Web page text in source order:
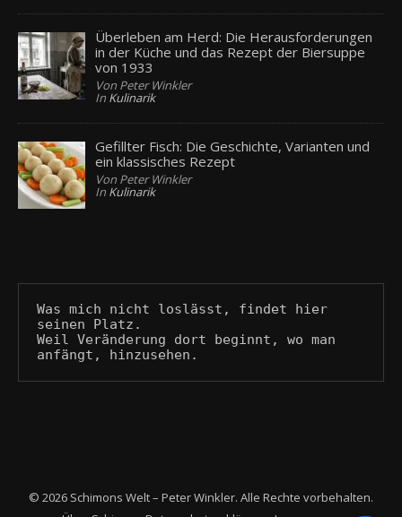
Überleben am Herd: Die Herausforderungen
in der Küche und das Rezept der Biersuppe
von 1933
Von Peter Winkler
In Kulinarik
Gefillter Fisch: Die Geschichte, Varianten und
ein klassisches Rezept
Von Peter Winkler
In Kulinarik
Was mich nicht loslässt, findet hier
seinen Platz.
Weil Veränderung dort beginnt, wo man
anfängt, hinzusehen.
© 2026 Schimons Welt – Peter Winkler. Alle Rechte vorbehalten.